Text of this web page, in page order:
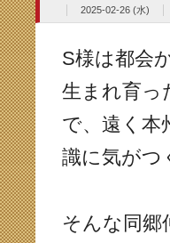
2025-02-26 (水)
S様は都会
生まれ育っ
で、遠く本
識に気がつ
そんな同郷